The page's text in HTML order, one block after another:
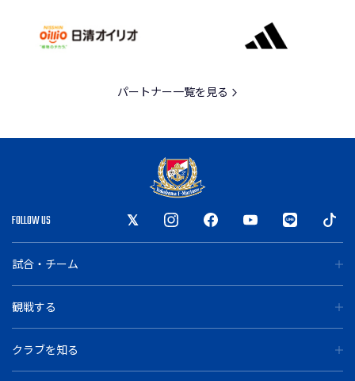
パートナー一覧を見る
FOLLOW US
試合・チーム
観戦する
クラブを知る